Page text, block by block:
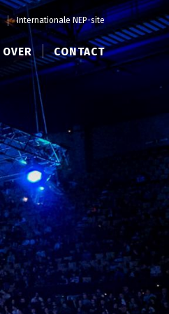
Internationale NEP-site
OVER CONTACT